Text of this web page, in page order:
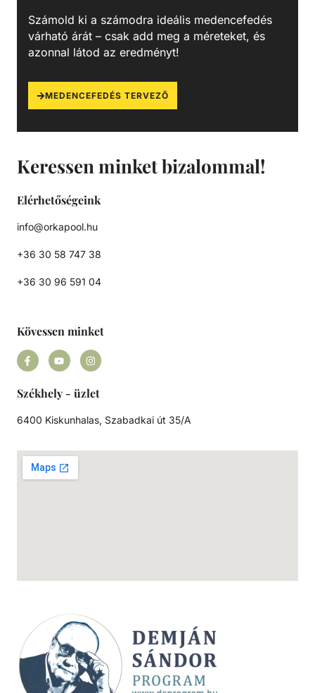
Keressen minket bizalommal!
Elérhetőségeink
info@orkapool.hu
+36 30 58 747 38
+36 30 96 591 04
Kövessen minket
Székhely - üzlet
6400 Kiskunhalas, Szabadkai út 35/A
Számold ki a számodra ideális medencefedés
várható árát – csak add meg a méreteket, és
azonnal látod az eredményt!
MEDENCEFEDÉS TERVEZŐ